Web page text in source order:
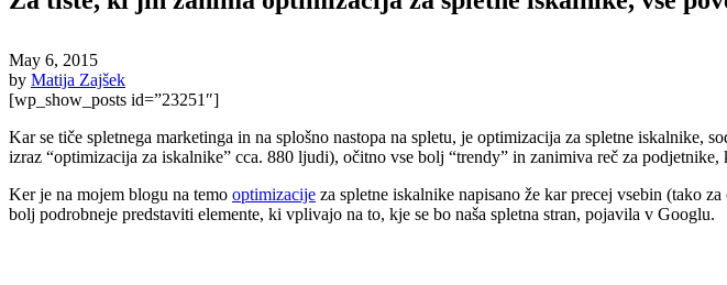
May 6, 2015
by Matija Zajšek
[wp_show_posts id=”23251″]
Kar se tiče spletnega marketinga in na splošno nastopa na spletu, je optimizacija za spletne
izraz “optimizacija za iskalnike” cca. 880 ljudi), očitno vse bolj “trendy” in zanimiva reč za podjetnike,
Ker je na mojem blogu na temo optimizacije za spletne iskalnike napisano že kar precej vsebin (tako
bolj podrobneje predstaviti elemente, ki vplivajo na to, kje se bo naša spletna stran, pojavila v Googlu.